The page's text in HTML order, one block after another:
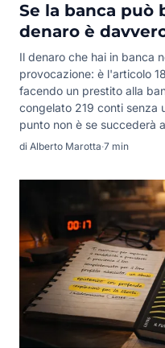
Se la banca può
denaro è
Il denaro che hai in banca
provocazione: è l'articolo
facendo un prestito alla
congelato 219 conti senza
punto non è se succederà
di Alberto Marotta·7 min